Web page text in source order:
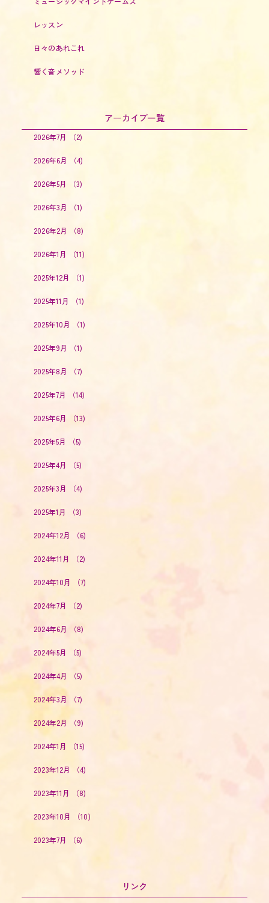
レッスン
日々のあれこれ
響く音メソッド
アーカイブ一覧
2026年7月 （2)
2026年6月 （4)
2026年5月 （3)
2026年3月 （1)
2026年2月 （8)
2026年1月 （11)
2025年12月 （1)
2025年11月 （1)
2025年10月 （1)
2025年9月 （1)
2025年8月 （7)
2025年7月 （14)
2025年6月 （13)
2025年5月 （5)
2025年4月 （5)
2025年3月 （4)
2025年1月 （3)
2024年12月 （6)
2024年11月 （2)
2024年10月 （7)
2024年7月 （2)
2024年6月 （8)
2024年5月 （5)
2024年4月 （5)
2024年3月 （7)
2024年2月 （9)
2024年1月 （15)
2023年12月 （4)
2023年11月 （8)
2023年10月 （10)
2023年7月 （6)
リンク